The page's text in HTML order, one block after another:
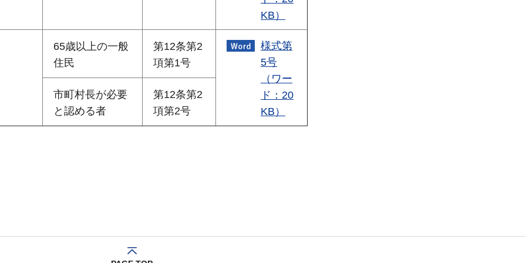
KB）
65歳以上の一般
住民
第12条第2
項第1号
様式第
5号
（ワー
ド：20
KB）
市町村長が必要
と認める者
第12条第2
項第2号